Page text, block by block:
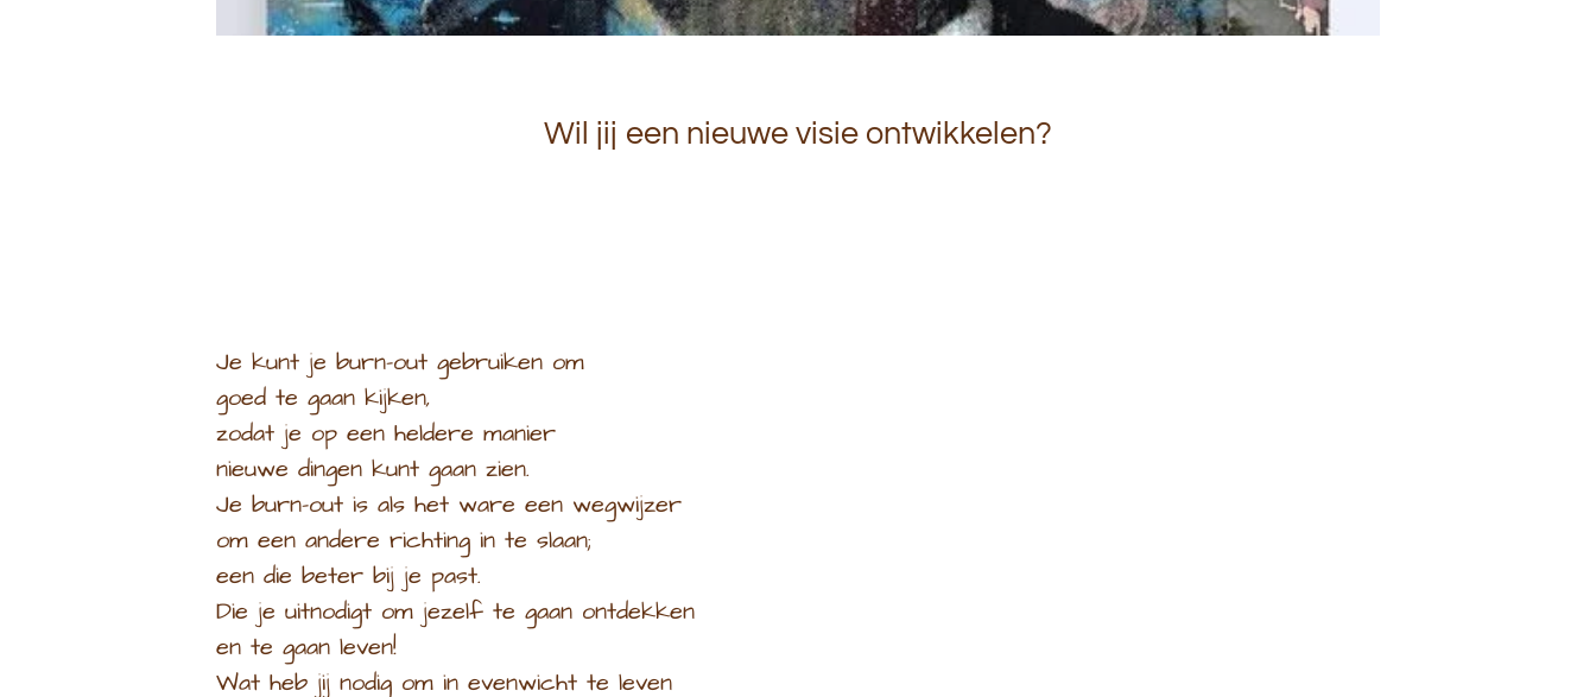
Wil jij een nieuwe visie ontwikkelen?
Je kunt je burn-out gebruiken om
goed te gaan kijken,
zodat je op een heldere manier
nieuwe dingen kunt gaan zien.
Je burn-out is als het ware een wegwijzer
om een andere richting in te slaan;
een die beter bij je past.
Die je uitnodigt om jezelf te gaan ontdekken
en te gaan leven!
Wat heb jij nodig om in evenwicht te leven